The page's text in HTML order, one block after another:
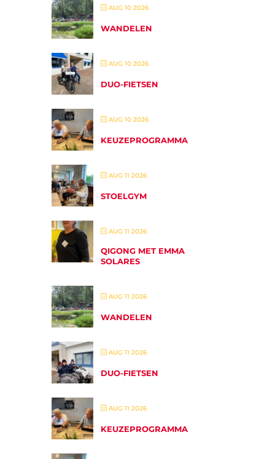
AUG 10 2026
WANDELEN
AUG 10 2026
DUO-FIETSEN
AUG 10 2026
KEUZEPROGRAMMA
AUG 11 2026
STOELGYM
AUG 11 2026
QIGONG MET EMMA
SOLARES
AUG 11 2026
WANDELEN
AUG 11 2026
DUO-FIETSEN
AUG 11 2026
KEUZEPROGRAMMA